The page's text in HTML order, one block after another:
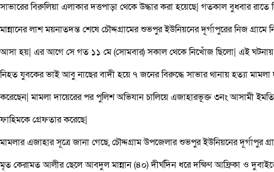
সাভারের বিরুলিয়া এলাকার দত্তপাড়া থেকে উদ্ধার করা হয়েছে| গতকাল বুধবার
মান্নানের লাশ ময়নাতদন্ত শেষে চৌদ্দগ্রামের শুভপুর ইউনিয়নের দূর্গাপুরের নিজ গ্রামে
আসা হয়| এর আগে সে গত ১১ মে (সোমবার) সকাল থেকে নিখোঁজ ছিলো| এই ঘটনায়
নিহত যুবকের ভাই আবু নাছের বাদী হয়ে ৭ জনের বিরুদ্ধে সাভার থানায় হত্যা মামলা
করেছেন| মামলা দায়েরের পর পুলিশ অভিযান চালিয়ে এজাহারভূক্ত ৩নং আসামী
ফাহিমকে গ্রেফতার করেছে|
মামলার এজাহার সূত্রে জানা গেছে, চৌদ্দগ্রাম উপজেলার শুভপুর ইউনিয়নের দূর্গাপুর
মৃত কেরামত আলীর ছেলে আবদুল মান্নান (৪০) দীর্ঘদিন ধরে দক্ষিণ আফ্রিকা ও